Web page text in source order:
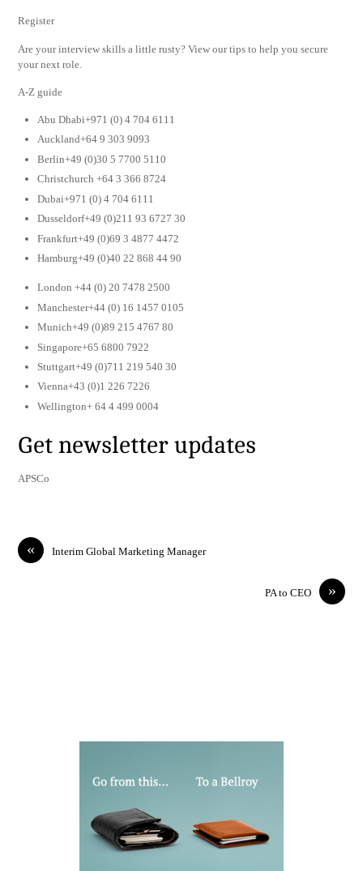
Register
Are your interview skills a little rusty? View our tips to help you secure
your next role.
A-Z guide
Abu Dhabi+971 (0) 4 704 6111
Auckland+64 9 303 9093
Berlin+49 (0)30 5 7700 5110
Christchurch +64 3 366 8724
Dubai+971 (0) 4 704 6111
Dusseldorf+49 (0)211 93 6727 30
Frankfurt+49 (0)69 3 4877 4472
Hamburg+49 (0)40 22 868 44 90
London +44 (0) 20 7478 2500
Manchester+44 (0) 16 1457 0105
Munich+49 (0)89 215 4767 80
Singapore+65 6800 7922
Stuttgart+49 (0)711 219 540 30
Vienna+43 (0)1 226 7226
Wellington+ 64 4 499 0004
Get newsletter updates
APSCo
« Interim Global Marketing Manager
»
PA to CEO